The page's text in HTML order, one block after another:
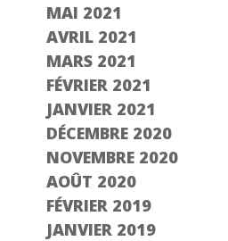
MAI 2021
AVRIL 2021
MARS 2021
FÉVRIER 2021
JANVIER 2021
DÉCEMBRE 2020
NOVEMBRE 2020
AOÛT 2020
FÉVRIER 2019
JANVIER 2019